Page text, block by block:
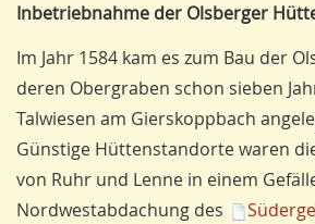
Inbetriebnahme der Olsberger
Im Jahr 1584 kam es zum Bau der
deren Obergraben schon sieben
Talwiesen am Gierskoppbach
Günstige Hüttenstandorte waren
von Ruhr und Lenne in einem
Nordwestabdachung des